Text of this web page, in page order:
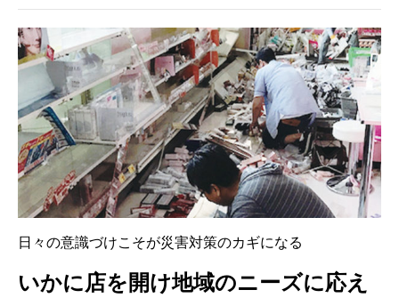
日々の意識づけこそが災害対策のカギになる
いかに店を開け地域のニーズに応え